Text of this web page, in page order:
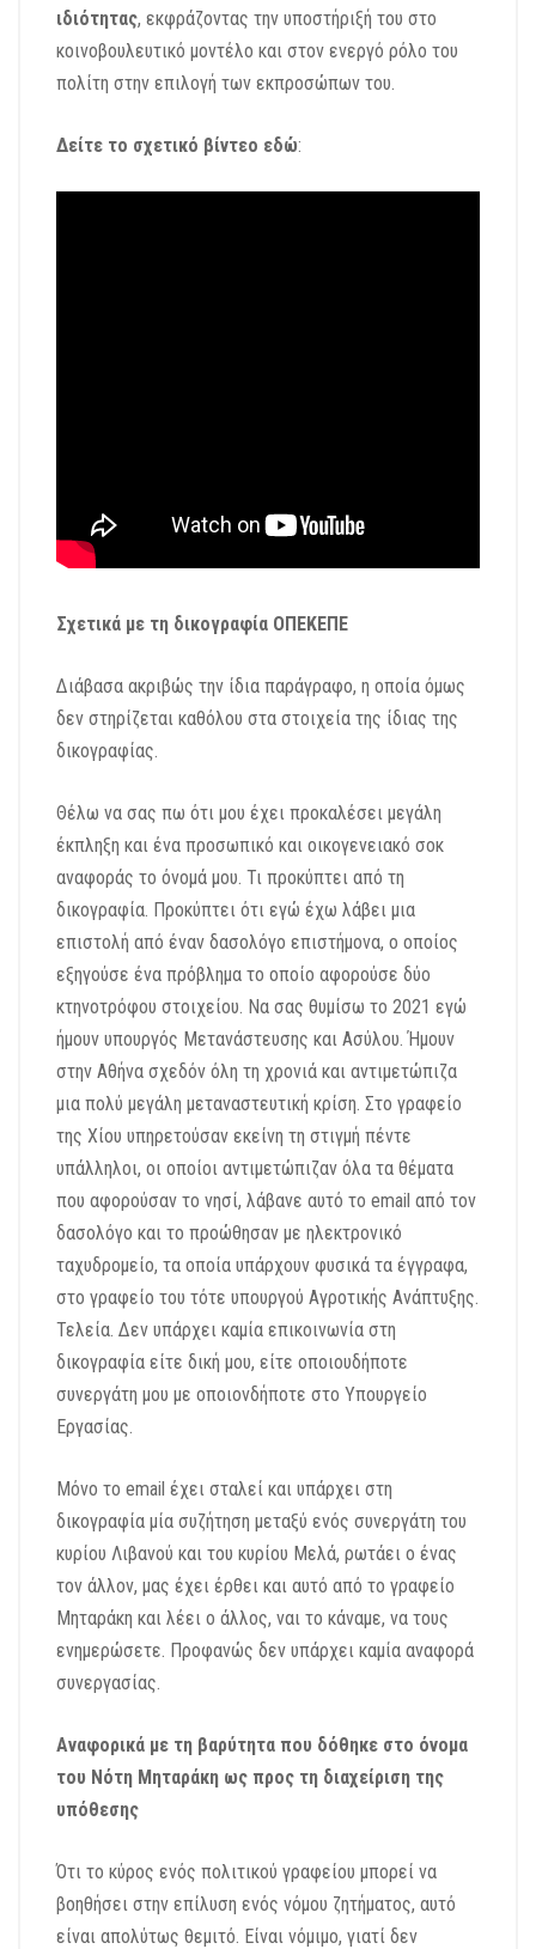
ιδιότητας, εκφράζοντας την υποστήριξή του στο
κοινοβουλευτικό μοντέλο και στον ενεργό ρόλο του
πολίτη στην επιλογή των εκπροσώπων του.
Δείτε το σχετικό βίντεο εδώ:
Σχετικά με τη δικογραφία ΟΠΕΚΕΠΕ
Διάβασα ακριβώς την ίδια παράγραφο, η οποία όμως
δεν στηρίζεται καθόλου στα στοιχεία της ίδιας της
δικογραφίας.
Θέλω να σας πω ότι μου έχει προκαλέσει μεγάλη
έκπληξη και ένα προσωπικό και οικογενειακό σοκ
αναφοράς το όνομά μου. Τι προκύπτει από τη
δικογραφία. Προκύπτει ότι εγώ έχω λάβει μια
επιστολή από έναν δασολόγο επιστήμονα, ο οποίος
εξηγούσε ένα πρόβλημα το οποίο αφορούσε δύο
κτηνοτρόφου στοιχείου. Να σας θυμίσω το 2021 εγώ
ήμουν υπουργός Μετανάστευσης και Ασύλου. Ήμουν
στην Αθήνα σχεδόν όλη τη χρονιά και αντιμετώπιζα
μια πολύ μεγάλη μεταναστευτική κρίση. Στο γραφείο
της Χίου υπηρετούσαν εκείνη τη στιγμή πέντε
υπάλληλοι, οι οποίοι αντιμετώπιζαν όλα τα θέματα
που αφορούσαν το νησί, λάβανε αυτό το email από τον
δασολόγο και το προώθησαν με ηλεκτρονικό
ταχυδρομείο, τα οποία υπάρχουν φυσικά τα έγγραφα,
στο γραφείο του τότε υπουργού Αγροτικής Ανάπτυξης.
Τελεία. Δεν υπάρχει καμία επικοινωνία στη
δικογραφία είτε δική μου, είτε οποιουδήποτε
συνεργάτη μου με οποιονδήποτε στο Υπουργείο
Εργασίας.
Μόνο το email έχει σταλεί και υπάρχει στη
δικογραφία μία συζήτηση μεταξύ ενός συνεργάτη του
κυρίου Λιβανού και του κυρίου Μελά, ρωτάει ο ένας
τον άλλον, μας έχει έρθει και αυτό από το γραφείο
Μηταράκη και λέει ο άλλος, ναι το κάναμε, να τους
ενημερώσετε. Προφανώς δεν υπάρχει καμία αναφορά
συνεργασίας.
Αναφορικά με τη βαρύτητα που δόθηκε στο όνομα
του Νότη Μηταράκη ως προς τη διαχείριση της
υπόθεσης
Ότι το κύρος ενός πολιτικού γραφείου μπορεί να
βοηθήσει στην επίλυση ενός νόμου ζητήματος, αυτό
είναι απολύτως θεμιτό. Είναι νόμιμο, γιατί δεν